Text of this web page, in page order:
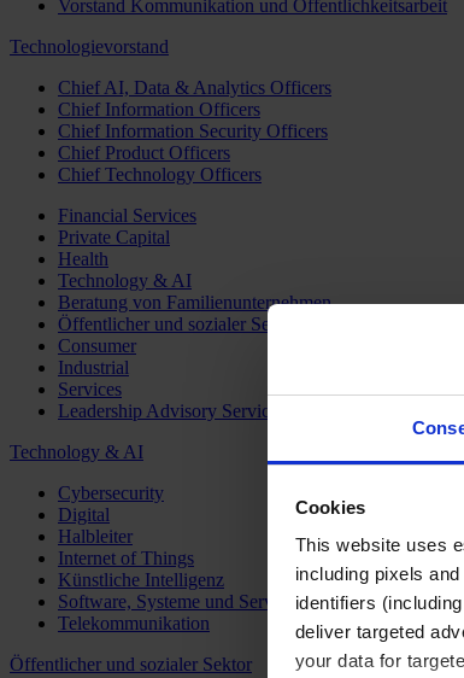
Cookies
This website uses
including pixels
identifiers
deliver targeted
your data for
Vorstand Kommunikation und Öffentlichkeitsarbeit
Technologievorstand
Chief AI, Data & Analytics Officers
Chief Information Officers
Chief Information Security Officers
Chief Product Officers
Chief Technology Officers
Financial Services
Private Capital
Health
Technology & AI
Beratung von Familienunternehmen
Öffentlicher und sozialer Sektor
Consumer
Industrial
Services
Leadership Advisory Services
Technology & AI
Cybersecurity
Digital
Halbleiter
Internet of Things
Künstliche Intelligenz
Software, Systeme und Services
Telekommunikation
Öffentlicher und sozialer Sektor